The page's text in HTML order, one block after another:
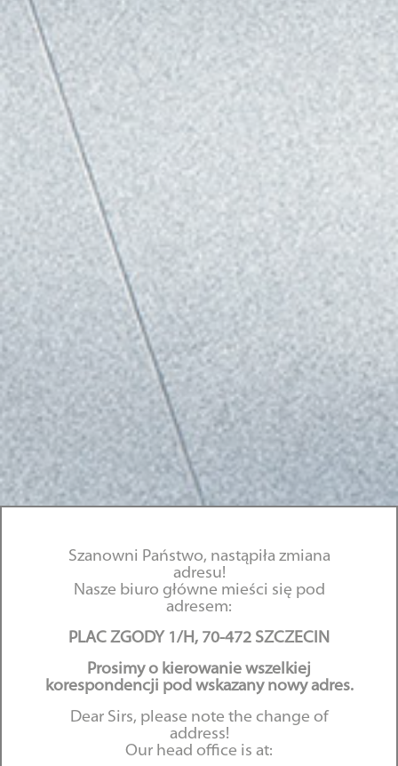
Zmiana w sposobie
obliczania terminu
przedawnienia roszczeń
deliktowych
Szanowni Państwo, nastąpiła zmiana
adresu!
Nasze biuro główne mieści się pod
adresem:
PLAC ZGODY 1/H, 70-472 SZCZECIN
Prosimy o kierowanie wszelkiej
korespondencji pod wskazany nowy adres.
Dear Sirs, please note the change of
address!
Our head office is at: